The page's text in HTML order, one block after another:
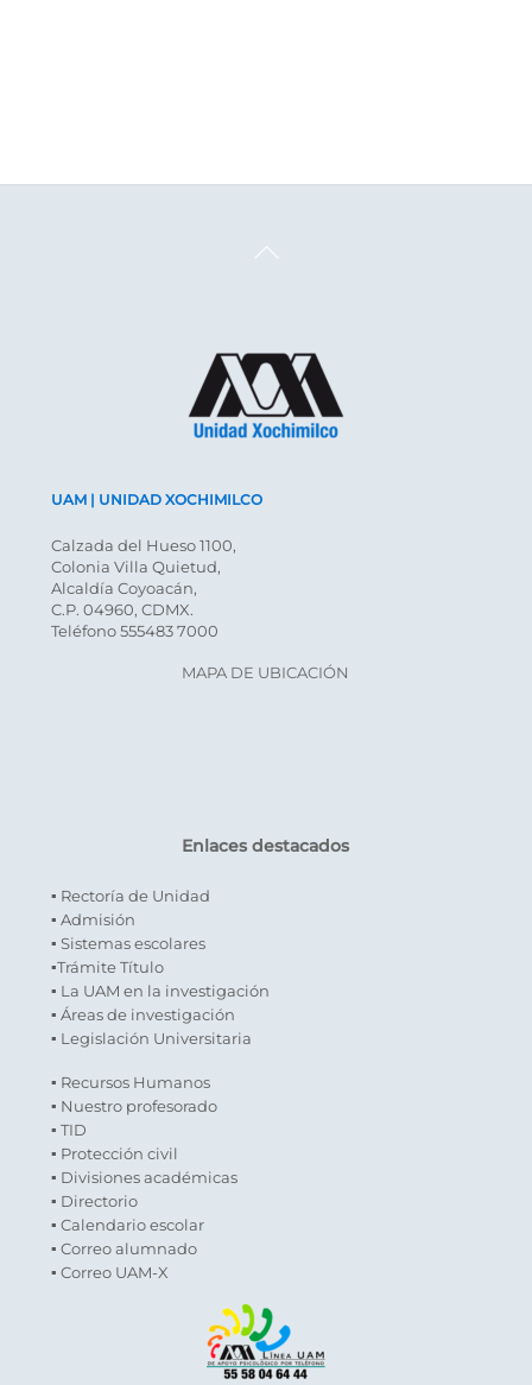
Back
UAM | UNIDAD XOCHIMILCO
Calzada del Hueso 1100,
Colonia Villa Quietud,
Alcaldía Coyoacán,
C.P. 04960, CDMX.
Teléfono 555483 7000
MAPA DE UBICACIÓN
Enlaces destacados
▪ Rectoría de Unidad
▪ Admisión
▪ Sistemas escolares
▪Trámite Título
▪ La UAM en la investigación
▪ Áreas de investigación
▪ Legislación Universitaria
▪ Recursos Humanos
▪ Nuestro profesorado
▪ TID
▪ Protección civil
▪ Divisiones académicas
▪ Directorio
▪ Calendario escolar
▪ Correo alumnado
▪ Correo UAM-X